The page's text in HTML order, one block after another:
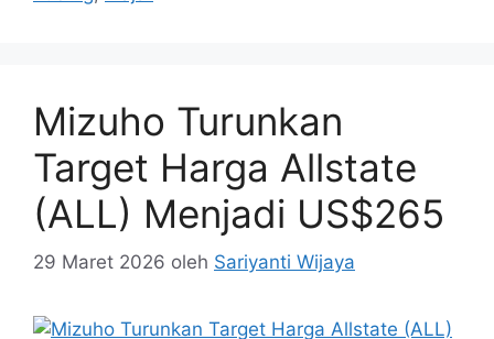
Mizuho Turunkan
Target Harga Allstate
(ALL) Menjadi US$265
29 Maret 2026 oleh Sariyanti Wijaya